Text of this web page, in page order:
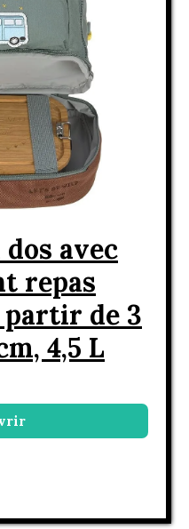
dos avec
repas
de 3
4,5 L